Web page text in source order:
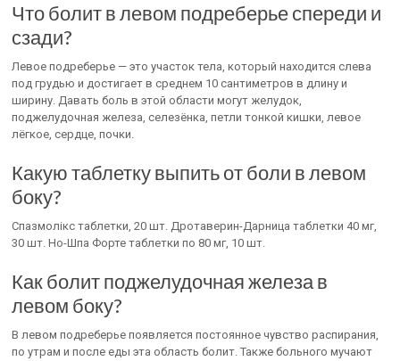
Что болит в левом подреберье спереди и
сзади?
Левое подреберье — это участок тела, который находится слева
под грудью и достигает в среднем 10 сантиметров в длину и
ширину. Давать боль в этой области могут желудок,
поджелудочная железа, селезёнка, петли тонкой кишки, левое
лёгкое, сердце, почки.
Какую таблетку выпить от боли в левом
боку?
Спазмолікс таблетки, 20 шт. Дротаверин-Дарница таблетки 40 мг,
30 шт. Но-Шпа Форте таблетки по 80 мг, 10 шт.
Как болит поджелудочная железа в
левом боку?
В левом подреберье появляется постоянное чувство распирания,
по утрам и после еды эта область болит. Также больного мучают